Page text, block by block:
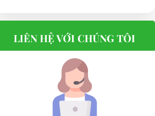
LIÊN HỆ VỚI CHÚNG TÔI